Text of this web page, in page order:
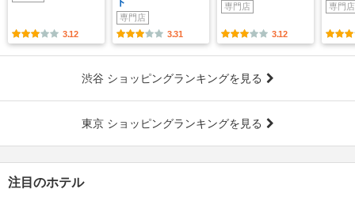
3.12
専門店
3.31
専門店
3.12
専門店
渋谷 ショッピングランキングを見る
東京 ショッピングランキングを見る
注目のホテル